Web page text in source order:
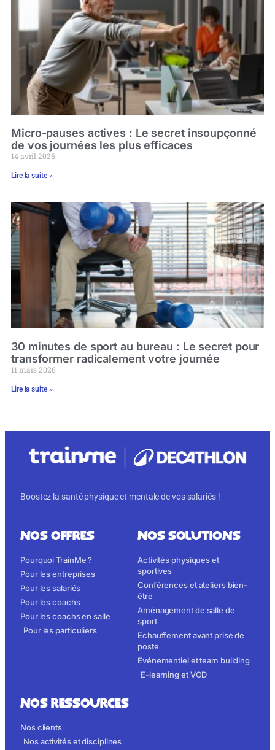
Micro-pauses actives : Le secret insoupçonné
de vos journées les plus efficaces
14 avril 2026
Lire la suite »
30 minutes de sport au bureau : Le secret pour
transformer radicalement votre journée
11 mars 2026
Lire la suite »
Boostez la santé physique et mentale de vos salariés !
NOS OFFRES
Pourquoi TrainMe ?
Pour les entreprises
Pour les salariés
Pour les coachs
Pour les coachs en salle
Pour les particuliers
NOS SOLUTIONS
Activités physiques et
sportives
Conférences et ateliers bien-
être
Aménagement de salle de
sport
Echauffement avant prise de
poste
Evénementiel et team building
E-learning et VOD
NOS RESSOURCES
Nos clients
Nos activités et disciplines